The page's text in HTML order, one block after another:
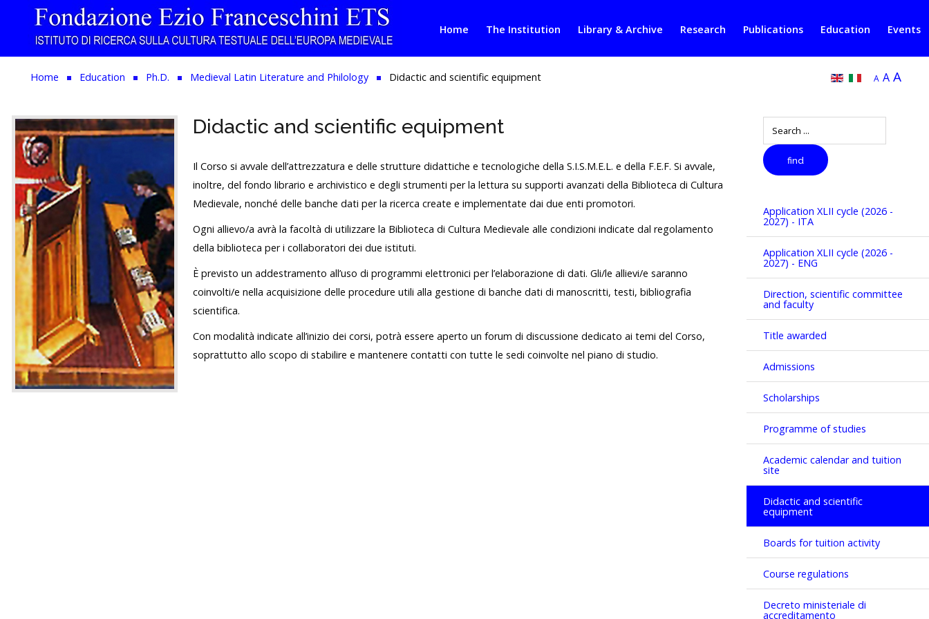
Home
Library & Archive
Research
Publications
Education
Events
Home The Institution Library & Archive Research Publications Education Events
Home Education Ph.D. Medieval Latin Literature and Philology Didactic and scientific equipment A A A
Didactic and scientific equipment
Il Corso si avvale dell’attrezzatura e delle strutture didattiche e tecnologiche della S.I.S.M.E.L. e della F.E.F. Si avvale,
inoltre, del fondo librario e archivistico e degli strumenti per la lettura su supporti avanzati della Biblioteca di Cultura
Medievale, nonché delle banche dati per la ricerca create e implementate dai due enti promotori.
Ogni allievo/a avrà la facoltà di utilizzare la Biblioteca di Cultura Medievale alle condizioni indicate dal regolamento
della biblioteca per i collaboratori dei due istituti.
È previsto un addestramento all’uso di programmi elettronici per l’elaborazione di dati. Gli/le allievi/e saranno
coinvolti/e nella acquisizione delle procedure utili alla gestione di banche dati di manoscritti, testi, bibliografia
scientifica.
Con modalità indicate all’inizio dei corsi, potrà essere aperto un forum di discussione dedicato ai temi del Corso,
soprattutto allo scopo di stabilire e mantenere contatti con tutte le sedi coinvolte nel piano di studio.
find
Application XLII cycle (2026 -
2027) - ITA
Application XLII cycle (2026 -
2027) - ENG
Direction, scientific committee
and faculty
Title awarded
Admissions
Scholarships
Programme of studies
Academic calendar and tuition
site
Didactic and scientific
equipment
Boards for tuition activity
Course regulations
Decreto ministeriale di
accreditamento